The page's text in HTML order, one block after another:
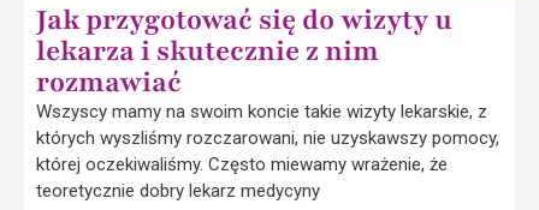
Jak przygotować się do wizyty u
lekarza i skutecznie z nim
rozmawiać
Wszyscy mamy na swoim koncie takie wizyty lekarskie, z
których wyszliśmy rozczarowani, nie uzyskawszy pomocy,
której oczekiwaliśmy. Często miewamy wrażenie, że
teoretycznie dobry lekarz medycyny